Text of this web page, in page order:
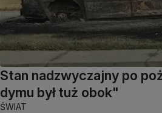
Stan nadzwyczajny po
dymu był tuż obok"
ŚWIAT